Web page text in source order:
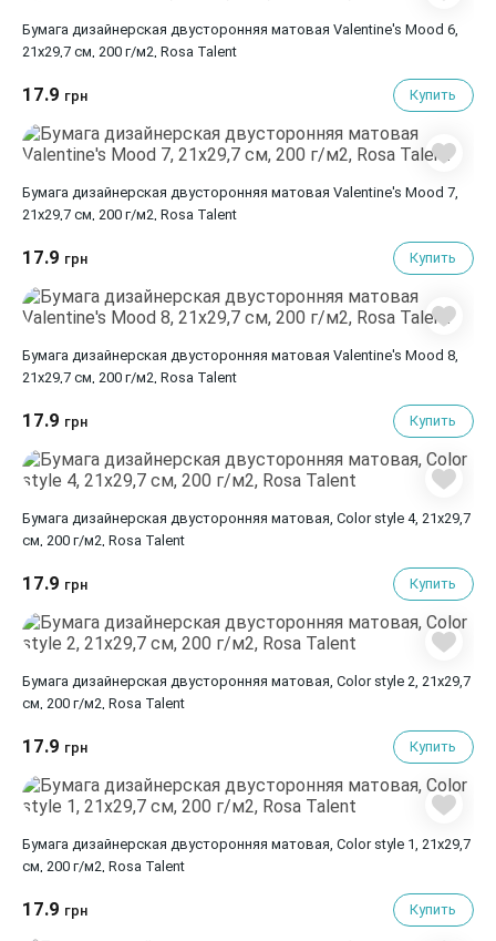
Бумага дизайнерская двусторонняя матовая Valentine's Mood 6,
21х29,7 см, 200 г/м2, Rosa Talent
17.9 грн Купить
Бумага дизайнерская двусторонняя матовая Valentine's Mood 7,
21х29,7 см, 200 г/м2, Rosa Talent
17.9 грн Купить
Бумага дизайнерская двусторонняя матовая Valentine's Mood 8,
21х29,7 см, 200 г/м2, Rosa Talent
17.9 грн Купить
Бумага дизайнерская двусторонняя матовая, Color style 4, 21х29,7
см, 200 г/м2, Rosa Talent
17.9 грн Купить
Бумага дизайнерская двусторонняя матовая, Color style 2, 21х29,7
см, 200 г/м2, Rosa Talent
17.9 грн Купить
Бумага дизайнерская двусторонняя матовая, Color style 1, 21х29,7
см, 200 г/м2, Rosa Talent
17.9 грн Купить